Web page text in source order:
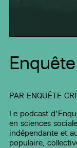
PAR ENQUÊTE
Le podcast
en sciences
indépendante et
populaire,